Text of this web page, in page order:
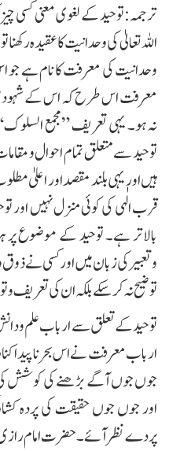
ترجمہ:توحید کے لغوی معنی کسی چیز
اللہ تعالیٰ کی وحدانیت کا عقیدہ
وحدانیت کی معرفت کا نام ہے جو
معرفت اس طرح کہ اس کے
نہ ہو۔ یہی تعریف ”مجمع
توحید سے متعلق تمام احوال و
ہیں اور یہی بلند مقصد اور اعلیٰ
قرب الٰہی کی کوئی منزل نہیں اور
بالاتر ہے۔ توحید کے موضوع پر
وتعبیر کی زبان میں اور کسی نے ذوق و
تو ضیح نہ کر سکے بلکہ ان کی تعریف و
توحید کے تعلق سے ارباب علم و
ارباب معرفت نے اس بحرنا پیدا
جوں جوں آگے بڑھنے کی کوشش کی
اور جوں جوں حقیقت کی پردہ
پردےنظر آئے۔ حضرت امام رازی